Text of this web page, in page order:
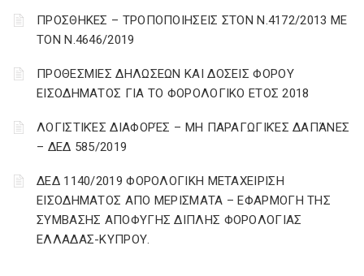
ΠΡΟΣΘΗΚΕΣ – ΤΡΟΠΟΠΟΙΗΣΕΙΣ ΣΤΟΝ Ν.4172/2013 ΜΕ
ΤΟΝ Ν.4646/2019
ΠΡΟΘΕΣΜΙΕΣ ΔΗΛΩΣΕΩΝ ΚΑΙ ΔΟΣΕΙΣ ΦΟΡΟΥ
ΕΙΣΟΔΗΜΑΤΟΣ ΓΙΑ ΤΟ ΦΟΡΟΛΟΓΙΚΟ ΕΤΟΣ 2018
ΛΟΓΙΣΤΙΚΈΣ ΔΙΑΦΟΡΈΣ – ΜΗ ΠΑΡΑΓΩΓΙΚΈΣ ΔΑΠΆΝΕΣ
– ΔΕΔ 585/2019
ΔΕΔ 1140/2019 ΦΟΡΟΛΟΓΙΚΗ ΜΕΤΑΧΕΙΡΙΣΗ
ΕΙΣΟΔΗΜΑΤΟΣ ΑΠΟ ΜΕΡΙΣΜΑΤΑ – ΕΦΑΡΜΟΓΗ ΤΗΣ
ΣΥΜΒΑΣΗΣ ΑΠΟΦΥΓΗΣ ΔΙΠΛΗΣ ΦΟΡΟΛΟΓΙΑΣ
ΕΛΛΑΔΑΣ-ΚΥΠΡΟΥ.